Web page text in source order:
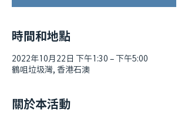
時間和地點
2022年10月22日 下午1:30 – 下午5:00
鶴咀垃圾灣, 香港石澳
關於本活動